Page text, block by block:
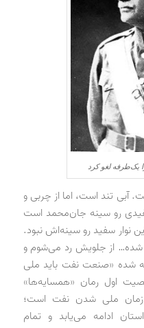
یک‌طرفه لغو کرد
تند است، اما از چربی و
رو سینه جان‌محمد است
نوار سفید رو سینه‌اش نبود.
شده… از جلویش رد می‌شوم و
شده «صنعت نفت باید ملی
اول رمان «همسایه‌ها»
زمان ملی شدن نفت است؛
ادامه می‌یابد و تمام